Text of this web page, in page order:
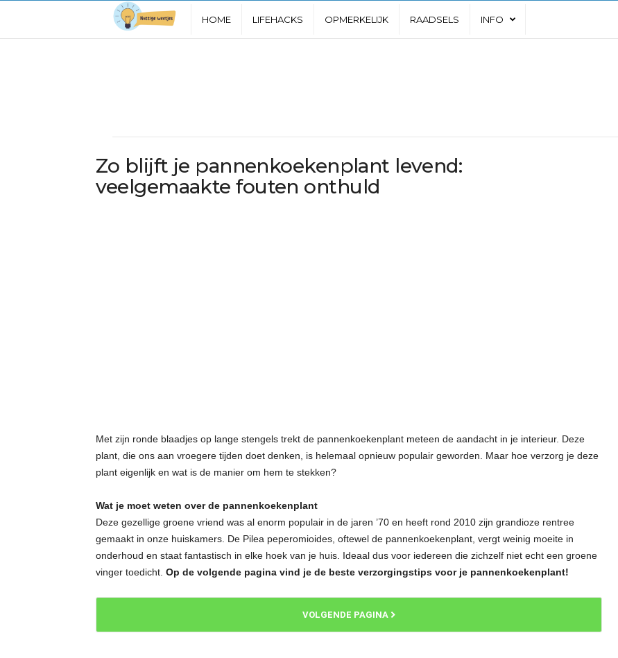
i
HOME LIFEHACKS OPMERKELIJK RAADSELS INFO
Zo blijft je pannenkoekenplant levend:
veelgemaakte fouten onthuld
Met zijn ronde blaadjes op lange stengels trekt de pannenkoekenplant meteen de aandacht in je interieur. Deze
plant, die ons aan vroegere tijden doet denken, is helemaal opnieuw populair geworden. Maar hoe verzorg je deze
plant eigenlijk en wat is de manier om hem te stekken?
Wat je moet weten over de pannenkoekenplant
Deze gezellige groene vriend was al enorm populair in de jaren ’70 en heeft rond 2010 zijn grandioze rentree
gemaakt in onze huiskamers. De Pilea peperomioides, oftewel de pannenkoekenplant, vergt weinig moeite in
onderhoud en staat fantastisch in elke hoek van je huis. Ideaal dus voor iedereen die zichzelf niet echt een groene
vinger toedicht. Op de volgende pagina vind je de beste verzorgingstips voor je pannenkoekenplant!
VOLGENDE PAGINA